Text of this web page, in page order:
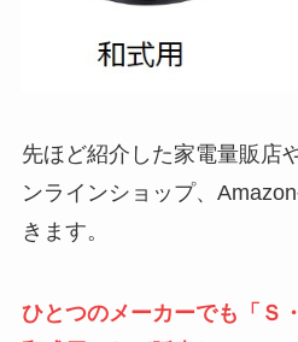
先ほど紹介した家電量販店
ンラインショップ、
きます。
ひとつのメーカーでも「Ｓ